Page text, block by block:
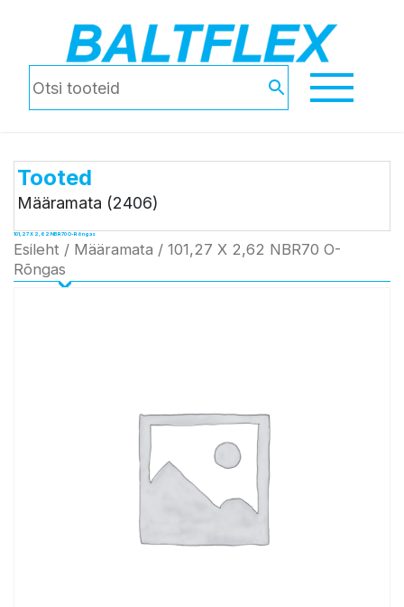
Tooted
Määramata (2406)
101,27 X 2,62 NBR70 O-Rõngas
Esileht / Määramata / 101,27 X 2,62 NBR70 O-
Rõngas